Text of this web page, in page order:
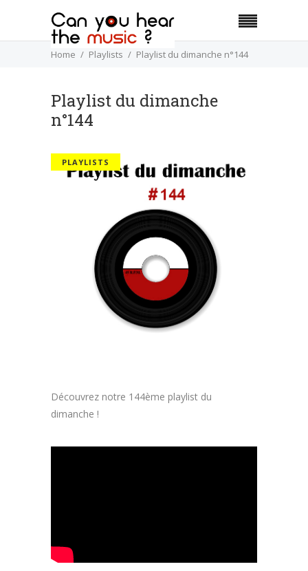
Home Playlists Playlist du dimanche n°144
Playlist du dimanche
n°144
PLAYLISTS
Découvrez notre 144ème playlist du
dimanche !